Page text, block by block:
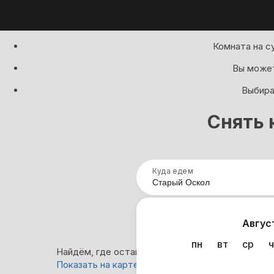
Комната на
Вы
Снять
Куда едем
пн
вт ср
Найдём, где остановиться в Старом Осколе: 13
Показать на карте